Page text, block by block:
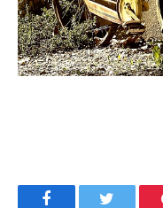
Facebook